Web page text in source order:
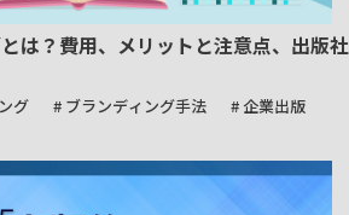
は？費用、メリットと注意点、出版社
グ # ブランディング手法 # 企業出版